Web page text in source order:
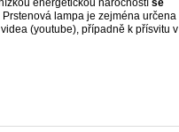
energetickou náročností se
lampa je zejména určena
(youtube), případně k přísvitu v